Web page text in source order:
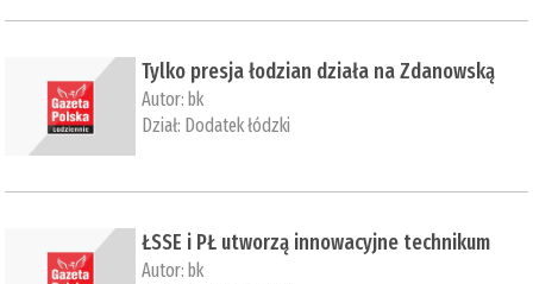
​Tylko presja łodzian działa na Zdanowską
Autor:bk
Dział: Dodatek łódzki
​ŁSSE i PŁ utworzą innowacyjne technikum
Autor:bk